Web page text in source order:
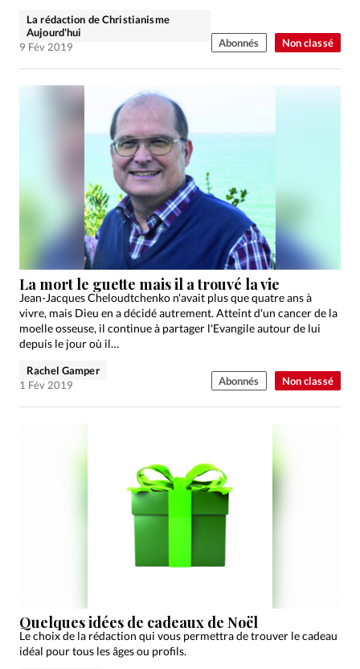
Non classé
La rédaction de Christianisme
Aujourd'hui
9 Fév 2019
Abonnés
Non classé
La mort le guette mais il a trouvé la vie
Jean-Jacques Cheloudtchenko n'avait plus que quatre ans à
vivre, mais Dieu en a décidé autrement. Atteint d'un cancer de la
moelle osseuse, il continue à partager l'Evangile autour de lui
depuis le jour où il…
Rachel Gamper
1 Fév 2019
Abonnés
Quelques idées de cadeaux de Noël
Le choix de la rédaction qui vous permettra de trouver le cadeau
idéal pour tous les âges ou profils.